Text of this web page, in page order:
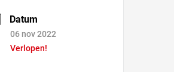
Datum
06 nov 2022
Verlopen!